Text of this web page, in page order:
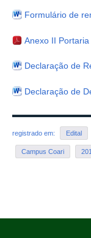
Formulário de
Anexo II Portaria
Declaração de
Declaração de
registrado em: Edital
Campus Coari